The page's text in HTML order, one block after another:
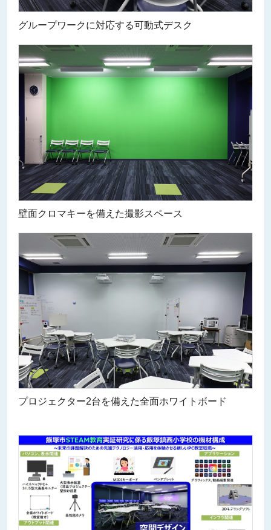
グループワークに対応する可動式デスク
壁面クロマキーを備えた撮影スペース
プロジェクター2台を備えた全面ホワイトボード